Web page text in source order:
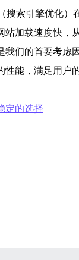
搜索引擎优化
加载速度快，
我们的首要考虑
能，满足用户
定的选择